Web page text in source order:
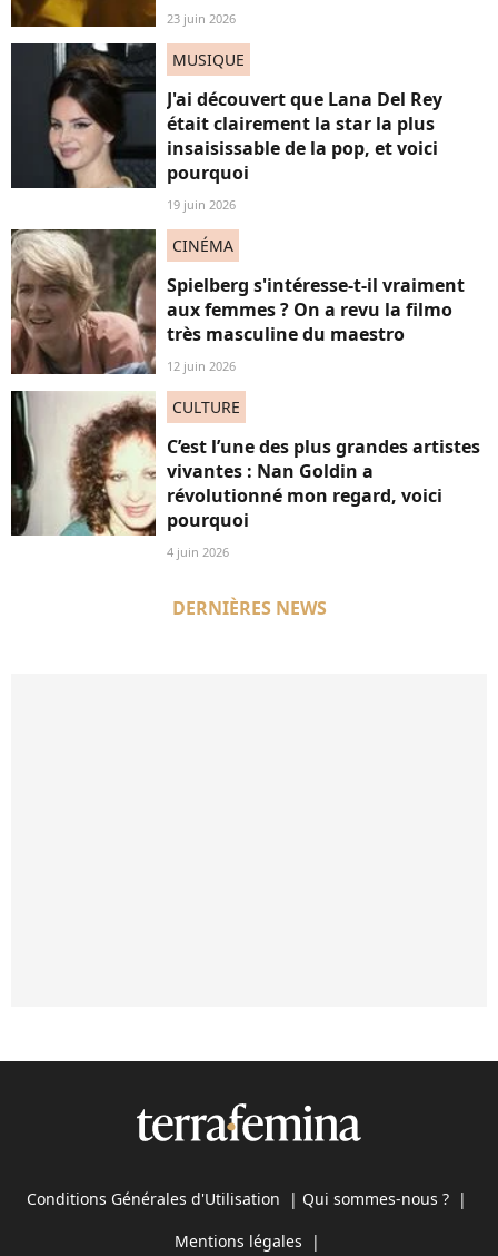
23 juin 2026
MUSIQUE
J'ai découvert que Lana Del Rey
était clairement la star la plus
insaisissable de la pop, et voici
pourquoi
19 juin 2026
CINÉMA
Spielberg s'intéresse-t-il vraiment
aux femmes ? On a revu la filmo
très masculine du maestro
12 juin 2026
CULTURE
C’est l’une des plus grandes artistes
vivantes : Nan Goldin a
révolutionné mon regard, voici
pourquoi
4 juin 2026
DERNIÈRES NEWS
Conditions Générales d'Utilisation | Qui sommes-nous ? |
Mentions légales |